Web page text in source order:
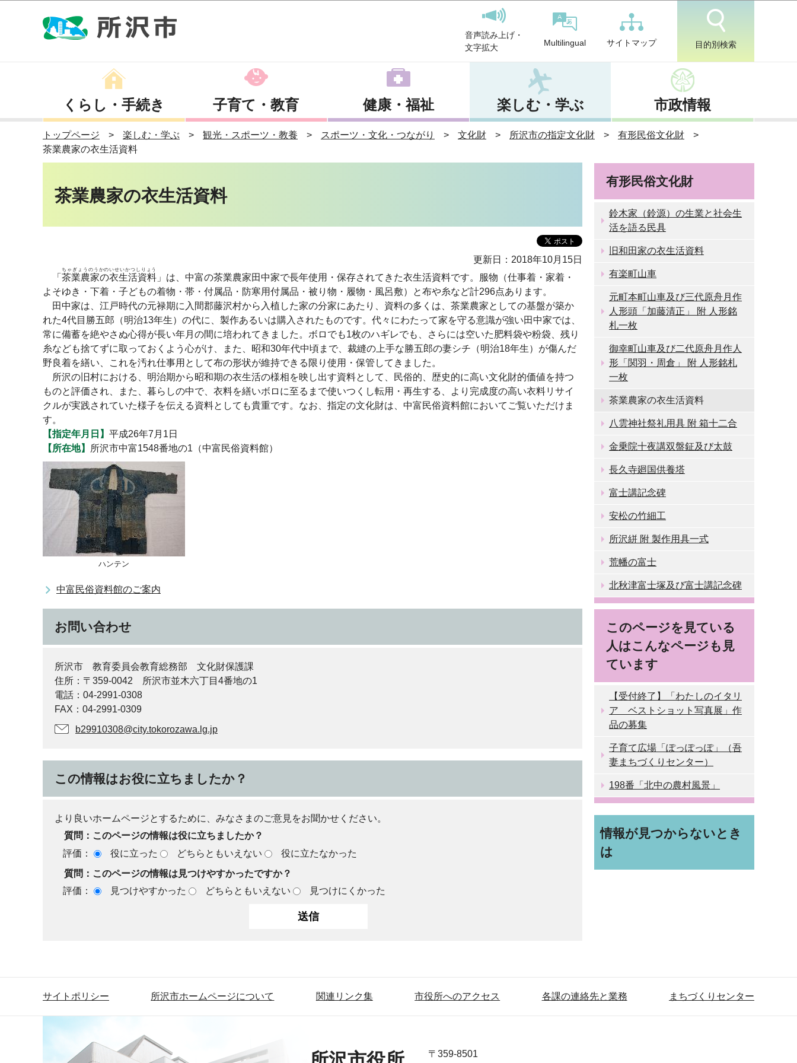
音声読み上げ・
文字拡大
Multilingual サイトマップ 目的別検索
くらし・手続き 子育て・教育 健康・福祉 楽しむ・学ぶ 市政情報
トップページ 楽しむ・学ぶ 観光・スポーツ・教養 スポーツ・文化・つながり 文化財 所沢市の指定文化財
有形民俗文化財
茶業農家の衣生活資料
茶業農家の衣生活資料
更新日：2018年10月15日
「 茶業農家の衣生活資料
ちゃぎょうのうかのいせいかつしりょう
」は、中富の茶業農家田中家で長年使用・保存されてきた衣生活資料です。服物（仕事着・家着・
よそゆき・下着・子どもの着物・帯・付属品・防寒用付属品・被り物・履物・風呂敷）と布や糸など計296点あります。
田中家は、江戸時代の元禄期に入間郡藤沢村から入植した家の分家にあたり、資料の多くは、茶業農家としての基盤が築か
れた4代目勝五郎（明治13年生）の代に、製作あるいは購入されたものです。代々にわたって家を守る意識が強い田中家では、
常に備蓄を絶やさぬ心得が長い年月の間に培われてきました。ボロでも1枚のハギレでも、さらには空いた肥料袋や粉袋、残り
糸なども捨てずに取っておくよう心がけ、また、昭和30年代中頃まで、裁縫の上手な勝五郎の妻シチ（明治18年生）が傷んだ
野良着を繕い、これを汚れ仕事用として布の形状が維持できる限り使用・保管してきました。
所沢の旧村における、明治期から昭和期の衣生活の様相を映し出す資料として、民俗的、歴史的に高い文化財的価値を持つ
ものと評価され、また、暮らしの中で、衣料を繕いボロに至るまで使いつくし転用・再生する、より完成度の高い衣料リサイ
クルが実践されていた様子を伝える資料としても貴重です。なお、指定の文化財は、中富民俗資料館においてご覧いただけま
す。
【指定年月日】 平成26年7月1日
【所在地】
所沢市中富1548番地の1（中富民俗資料館）
ハンテン
中富民俗資料館のご案内
お問い合わせ
所沢市 教育委員会教育総務部 文化財保護課
住所：〒359-0042 所沢市並木六丁目4番地の1
電話：04-2991-0308
FAX：04-2991-0309
b29910308@city.tokorozawa.lg.jp
この情報はお役に立ちましたか？
より良いホームページとするために、みなさまのご意見をお聞かせください。
質問：このページの情報は役に立ちましたか？
評価：
役に立った どちらともいえない
役に立たなかった
質問：このページの情報は見つけやすかったですか？
評価：
見つけやすかった どちらともいえない 見つけにくかった
有形民俗文化財
鈴木家（鈴源）の生業と社会生
活を語る民具
旧和田家の衣生活資料
有楽町山車
元町本町山車及び三代原舟月作
人形頭「加藤清正」 附 人形銘
札一枚
御幸町山車及び二代原舟月作人
形「関羽・周倉」 附 人形銘札
一枚
茶業農家の衣生活資料
八雲神社祭礼用具 附 箱十二合
金乗院十夜講双盤鉦及び太鼓
長久寺廻国供養塔
富士講記念碑
安松の竹細工
所沢絣 附 製作用具一式
荒幡の富士
北秋津富士塚及び富士講記念碑
このページを見ている
人はこんなページも見
ています
【受付終了】「わたしのイタリ
ア ベストショット写真展」作
品の募集
子育て広場「ぽっぽっぽ」（吾
妻まちづくりセンター）
198番「北中の農村風景」
情報が見つからないとき
は
サイトポリシー 所沢市ホームページについて 関連リンク集 市役所へのアクセス 各課の連絡先と業務 まちづくりセンター
〒359-8501